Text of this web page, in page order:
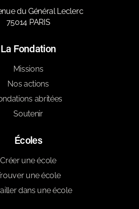
du Général Leclerc
75014 PARIS
La Fondation
Missions
Nos actions
abritées
Soutenir
Écoles
Créer une école
une école
dans une école